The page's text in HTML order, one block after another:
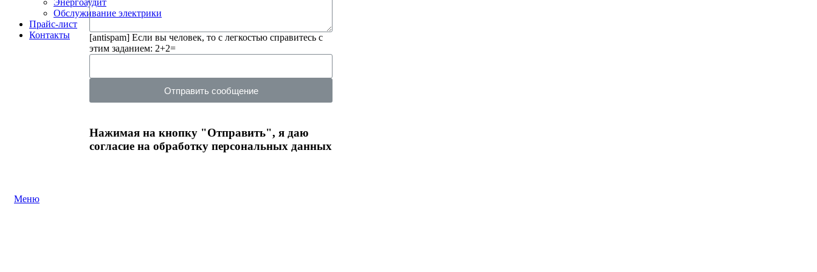
[antispam] Если вы человек, то с легкостью справитесь с
этим заданием: 2+2=
Отправить сообщение
Нажимая на кнопку "Отправить", я даю
согласие на обработку персональных данных
Меню
Обслуживание электрики
Прайс-лист
Контакты